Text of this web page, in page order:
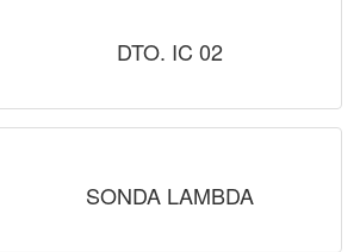
DTO. IC 02
SONDA LAMBDA